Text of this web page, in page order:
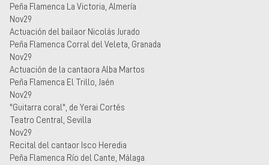
Peña Flamenca La Victoria, Almería
Nov29
Actuación del bailaor Nicolás Jurado
Peña Flamenca Corral del Veleta, Granada
Nov29
Actuación de la cantaora Alba Martos
Peña Flamenca El Trillo, Jaén
Nov29
"Guitarra coral", de Yerai Cortés
Teatro Central, Sevilla
Nov29
Recital del cantaor Isco Heredia
Peña Flamenca Río del Cante, Málaga